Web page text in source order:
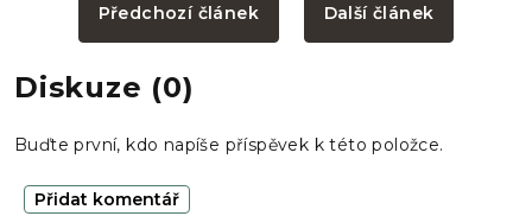
Předchozí článek Další článek
Diskuze (0)
Buďte první, kdo napíše příspěvek k této položce.
Přidat komentář